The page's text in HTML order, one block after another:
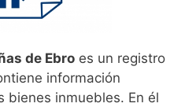
de Ebro es un registro
información
bienes inmuebles. En él